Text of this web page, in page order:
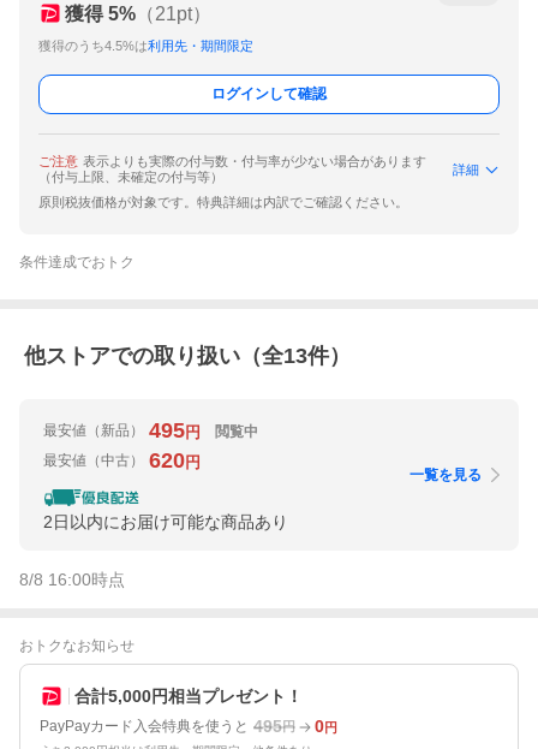
獲得 5% （21pt）
獲得のうち4.5%は利用先・期間限定
ログインして確認
ご注意 表示よりも実際の付与数・付与率が少ない場合があります
（付与上限、未確定の付与等）
詳細
原則税抜価格が対象です。特典詳細は内訳でご確認ください。
条件達成でおトク
他ストアでの取り扱い（全13件）
最安値 （新品） 495円
閲覧中
最安値 （中古） 620円
2日以内にお届け可能な商品あり
一覧を見る
8/8 16:00時点
おトクなお知らせ
合計5,000円相当プレゼント！
PayPayカード入会特典を使うと 495円 0円